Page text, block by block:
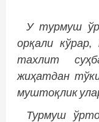
У турмуш
орқали
тахлит
жиҳатдан
муштоқлик
Турмуш